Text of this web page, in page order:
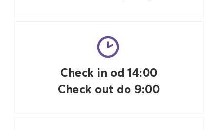
Check in od 14:00
Check out do 9:00